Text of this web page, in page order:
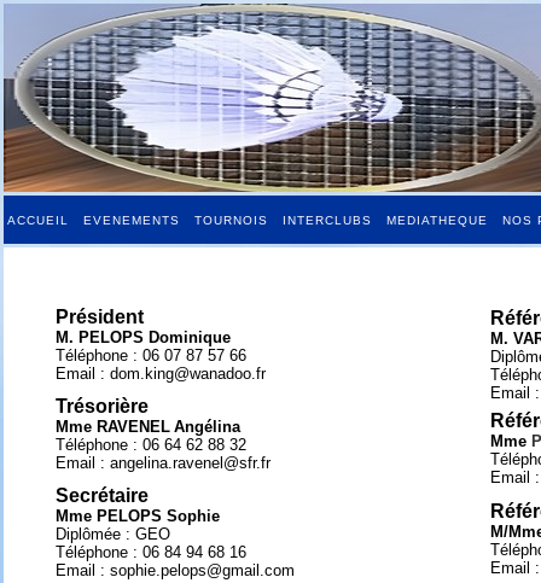
ACCUEIL EVENEMENTS TOURNOIS INTERCLUBS MEDIATHEQUE NOS
Président
M. PELOPS Dominique
Téléphone : 06 07 87 57 66
Email : dom.king@wanadoo.fr
Trésorière
Mme RAVENEL Angélina
Téléphone : 06 64 62 88 32
Email : angelina.ravenel@sfr.fr
Secrétaire
Mme PELOPS Sophie
Diplômée : GEO
Téléphone : 06 84 94 68 16
Email : sophie.pelops@gmail.com
M.
Email
Mme
Email
M/
Email :